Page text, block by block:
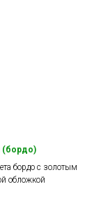
(бордо)
бордо c золотым
обложкой